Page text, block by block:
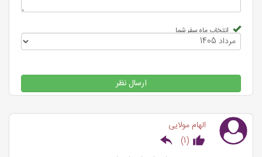
انتخاب ماه سفر شما
ارسال نظر
الهام مولایی
(
1
)